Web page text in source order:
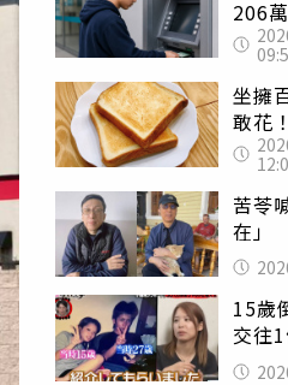
206
遭判
搶錢
坐擁
敢花
「1餐
司
嚇壞
苦苓
在」
歷史
用鮮
15歲
交往
歲當